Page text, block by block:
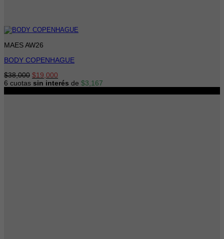
MAES AW26
BODY COPENHAGUE
$38,000 El
precio
$19,000
precio
6 cuotas sin interés de $3,167